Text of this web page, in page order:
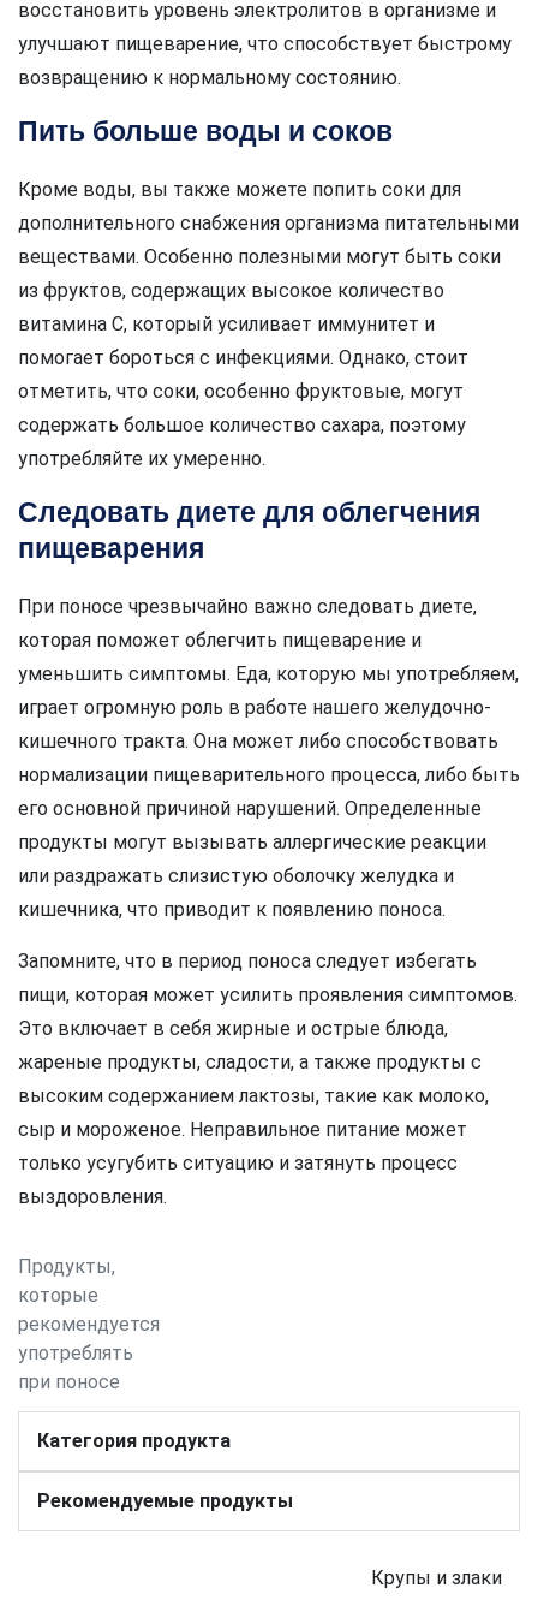
восстановить уровень электролитов в организме и
улучшают пищеварение, что способствует быстрому
возвращению к нормальному состоянию.
Пить больше воды и соков
Кроме воды, вы также можете попить соки для
дополнительного снабжения организма питательными
веществами. Особенно полезными могут быть соки
из фруктов, содержащих высокое количество
витамина C, который усиливает иммунитет и
помогает бороться с инфекциями. Однако, стоит
отметить, что соки, особенно фруктовые, могут
содержать большое количество сахара, поэтому
употребляйте их умеренно.
Следовать диете для облегчения
пищеварения
При поносе чрезвычайно важно следовать диете,
которая поможет облегчить пищеварение и
уменьшить симптомы. Еда, которую мы употребляем,
играет огромную роль в работе нашего желудочно-
кишечного тракта. Она может либо способствовать
нормализации пищеварительного процесса, либо быть
его основной причиной нарушений. Определенные
продукты могут вызывать аллергические реакции
или раздражать слизистую оболочку желудка и
кишечника, что приводит к появлению поноса.
Запомните, что в период поноса следует избегать
пищи, которая может усилить проявления симптомов.
Это включает в себя жирные и острые блюда,
жареные продукты, сладости, а также продукты с
высоким содержанием лактозы, такие как молоко,
сыр и мороженое. Неправильное питание может
только усугубить ситуацию и затянуть процесс
выздоровления.
Продукты,
которые
рекомендуется
употреблять
при поносе
Категория продукта
Рекомендуемые продукты
Крупы и злаки